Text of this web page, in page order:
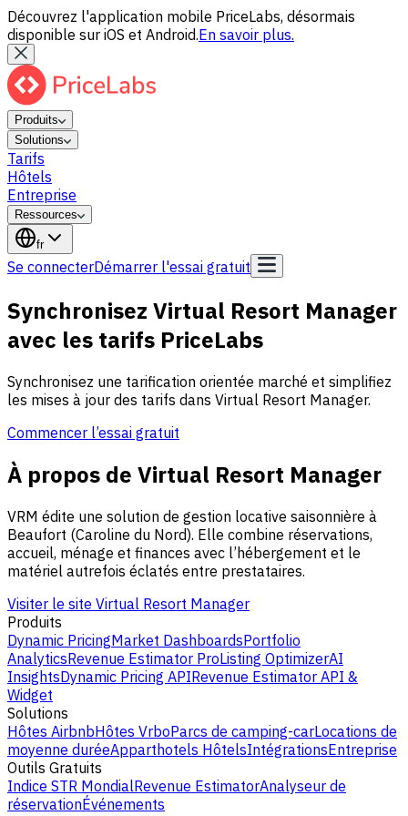
Découvrez l'application mobile PriceLabs, désormais
disponible sur iOS et Android.En savoir plus.
Produits
Solutions
Tarifs
Hôtels
Entreprise
Ressources
fr
Se connecterDémarrer l'essai gratuit
Synchronisez Virtual Resort Manager
avec les tarifs PriceLabs
Synchronisez une tarification orientée marché et simplifiez
les mises à jour des tarifs dans Virtual Resort Manager.
Commencer l’essai gratuit
À propos de Virtual Resort Manager
VRM édite une solution de gestion locative saisonnière à
Beaufort (Caroline du Nord). Elle combine réservations,
accueil, ménage et finances avec l’hébergement et le
matériel autrefois éclatés entre prestataires.
Visiter le site Virtual Resort Manager
Produits
Dynamic PricingMarket DashboardsPortfolio
AnalyticsRevenue Estimator ProListing OptimizerAI
InsightsDynamic Pricing APIRevenue Estimator API &
Widget
Solutions
Hôtes AirbnbHôtes VrboParcs de camping-carLocations de
moyenne duréeApparthotels HôtelsIntégrationsEntreprise
Outils Gratuits
Indice STR MondialRevenue EstimatorAnalyseur de
réservationÉvénements